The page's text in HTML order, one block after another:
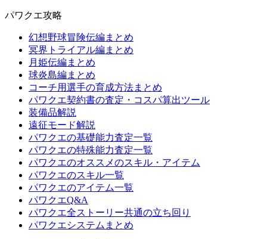
パワクエ攻略
幻想野球冒険伝編まとめ
冥界トライアル編まとめ
月姫伝編まとめ
球炎島編まとめ
コーチ用選手の育成方法まとめ
パワクエ契約書の査定・コスパ算出ツール
装備品解説
遠征モード解説
パワクエの基礎能力査定一覧
パワクエの特殊能力査定一覧
パワクエのオススメのスキル・アイテム
パワクエのスキル一覧
パワクエのアイテム一覧
パワクエQ&A
パワクエ全ストーリー共通の立ち回り
パワクエシステムまとめ